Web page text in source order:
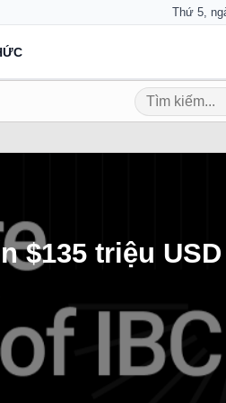
Thứ 5,
triệu USD